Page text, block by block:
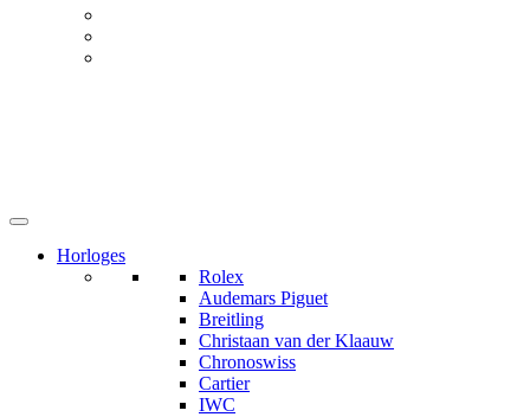
Horloges
Rolex
Audemars Piguet
Breitling
Christaan van der Klaauw
Chronoswiss
Cartier
IWC